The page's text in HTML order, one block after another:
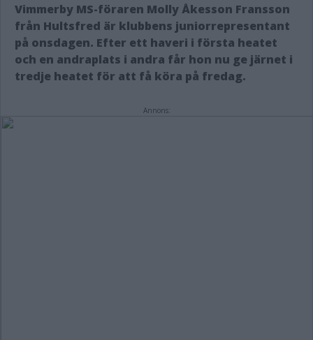
Vimmerby MS-föraren Molly Åkesson Fransson
från Hultsfred är klubbens juniorrepresentant
på onsdagen. Efter ett haveri i första heatet
och en andraplats i andra får hon nu ge järnet i
tredje heatet för att få köra på fredag.
Annons: